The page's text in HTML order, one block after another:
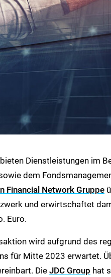
Dienstleistungen im
dem
Financial Network Gruppe
und erwirtschaftet
Euro.
wird aufgrund des
für Mitte 2023 erwartet.
DieJDC Group hat